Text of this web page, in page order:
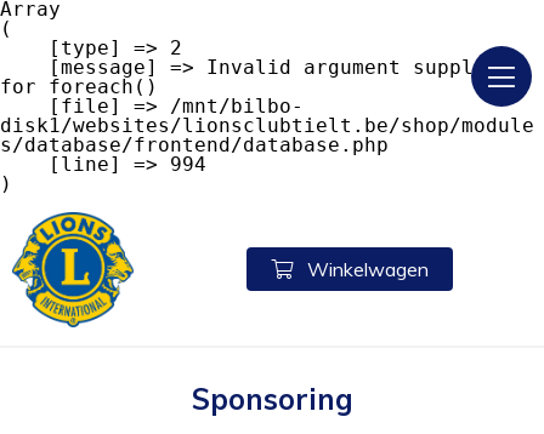
Array
(
for foreach()
disk1/websites/lionsclubtielt.be/shop/module
s/database/frontend/database.php
Winkelwagen
Sponsoring